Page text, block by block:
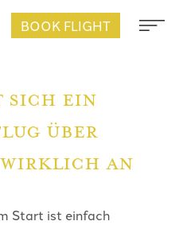
BOOK FLIGHT
ein
über
an
Start ist einfach